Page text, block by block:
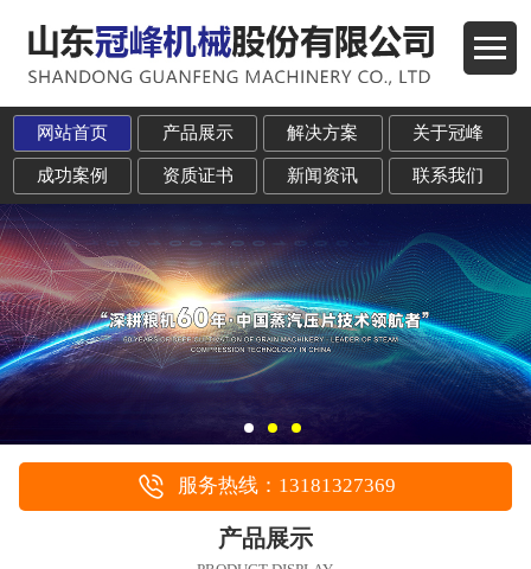
网站首页 产品展示 解决方案 关于冠峰
成功案例 资质证书 新闻资讯 联系我们
服务热线：13181327369
产品展示